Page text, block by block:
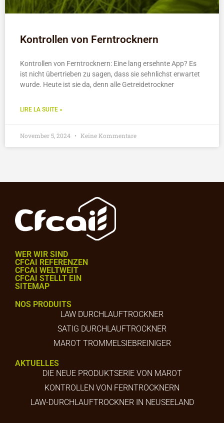
Kontrollen von Ferntrocknern
Kontrollen von Ferntrocknern: Eine lang ersehnte App? Es
ist nicht übertrieben zu sagen, dass sie sehnlichst erwartet
wurde. Heute ist sie da, denn alle Getreidetrockner
LIRE LA SUITE »
November 5, 2024 Keine Kommentare
WER WIR SIND
CFCAI REFERENZEN
CFCAI WELTWEIT
CFCAI STELLT EIN
SITEMAP
NOS PRODUITS
LAW DURCHLAUFTROCKNER
SATIG DURCHLAUFTROCKNER
MAROT TROMMELSIEBREINIGER
AKTUELLES
DIE NEUE PRODUKTSERIE VON MAROT
KONTROLLEN VON FERNTROCKNERN
LAW-DURCHLAUFTROCKNER IN NEUSEELAND